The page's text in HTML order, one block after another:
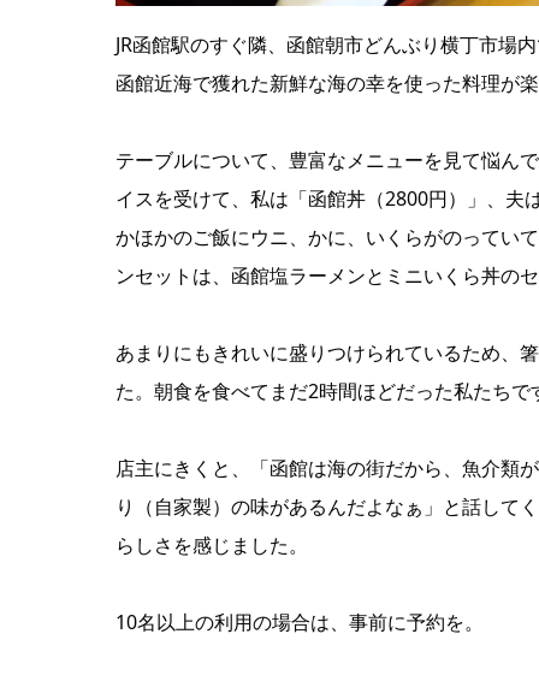
JR函館駅のすぐ隣、函館朝市どんぶり横丁市場
函館近海で獲れた新鮮な海の幸を使った料理が
テーブルについて、豊富なメニューを見て悩ん
イスを受けて、私は「函館丼（2800円）」、
かほかのご飯にウニ、かに、いくらがのってい
ンセットは、函館塩ラーメンとミニいくら丼の
あまりにもきれいに盛りつけられているため、
た。朝食を食べてまだ2時間ほどだった私たち
店主にきくと、「函館は海の街だから、魚介
り（自家製）の味があるんだよなぁ」と話して
らしさを感じました。
10名以上の利用の場合は、事前に予約を。